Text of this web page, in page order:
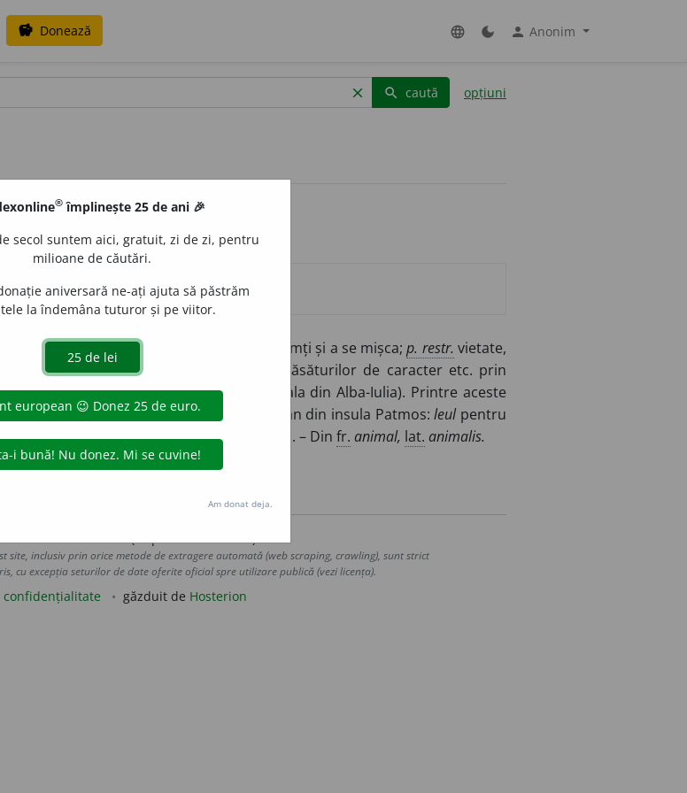
savings Donează language dark_mode person Anonim
clear search caută opțiuni
înzestrată cu facultatea de a simți și a se mișca;p. restr. vietate,
simbolică a virtuții, viciului, trăsăturilor de caracter etc. prin
de artiștii epocii romane (catedrala din Alba-Iulia). Printre aceste
evangheliștilor, conform viziunii
Ioan din insula Patmos:leulpentru
lui Matei fiind, prin excepție, ). – Din fr. animal, lat. animalis.
2026 dexonline (https://dexonline.ro)
site, inclusiv prin orice metode de extragere automată (web scraping, crawling), sunt strict
cu excepția seturilor de date oferite oficial spre utilizare publică (vezi licența).
confidențialitate găzduit de Hosterion
® împlinește 25 de ani 🎉
secol suntem aici, gratuit, zi de zi, pentru
milioane de căutări.
aniversară ne-ați ajuta să păstrăm
la îndemâna tuturor și pe viitor.
Am donat deja.